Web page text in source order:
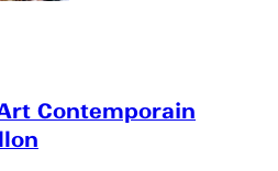
Contemporain